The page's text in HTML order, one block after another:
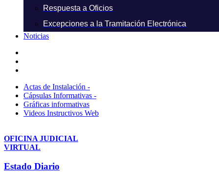
Respuesta a Oficios
Excepciones a la Tramitación Electrónica
Noticias
Actas de Instalación -
Cápsulas Informativas -
Gráficas informativas
Videos Instructivos Web
OFICINA JUDICIAL
VIRTUAL
Estado Diario